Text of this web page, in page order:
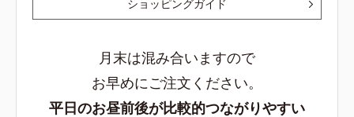
ショッピングガイド
月末は混み合いますので
お早めにご注文ください。
平日のお昼前後が比較的つながりやすい